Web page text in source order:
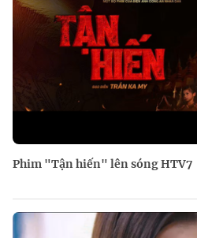
Phim "Tận hiến" lên sóng HTV7